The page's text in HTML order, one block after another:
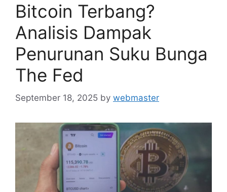
Bitcoin Terbang?
Analisis Dampak
Penurunan Suku Bunga
The Fed
September 18, 2025 by webmaster